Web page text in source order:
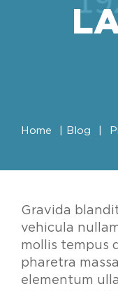
Home Blog
Gravida
vehicula
mollis tempus
pharetra
elementum